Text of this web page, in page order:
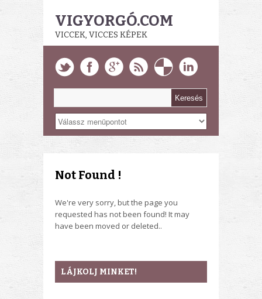
VIGYORGÓ.COM
VICCEK, VICCES KÉPEK
Not Found !
We're very sorry, but the page you
requested has not been found! It may
have been moved or deleted..
LÁJKOLJ MINKET!